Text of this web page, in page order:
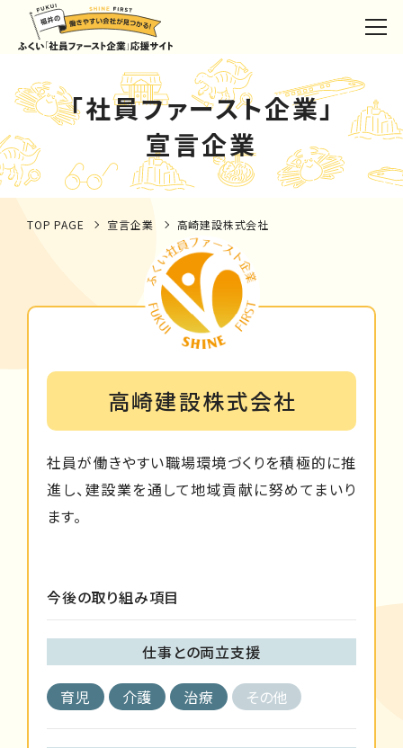
「社員ファースト企業」
宣言企業
TOP PAGE 宣言企業 高崎建設株式会社
高崎建設株式会社
社員が働きやすい職場環境づくりを積極的に推
進し、建設業を通して地域貢献に努めてまいり
ます。
今後の取り組み項目
仕事との両立支援
育児 介護 治療 その他